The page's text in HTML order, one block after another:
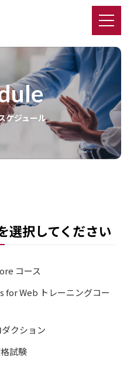
ケジュール
選択してください
コース
Web トレーニングコー
クション
試験